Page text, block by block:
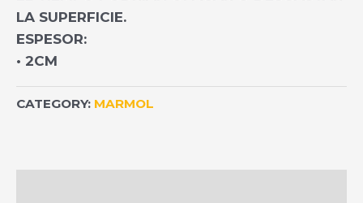
LA SUPERFICIE.
ESPESOR:
• 2CM
CATEGORY: MARMOL